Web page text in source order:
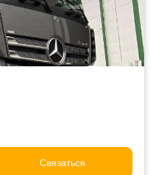
Связаться